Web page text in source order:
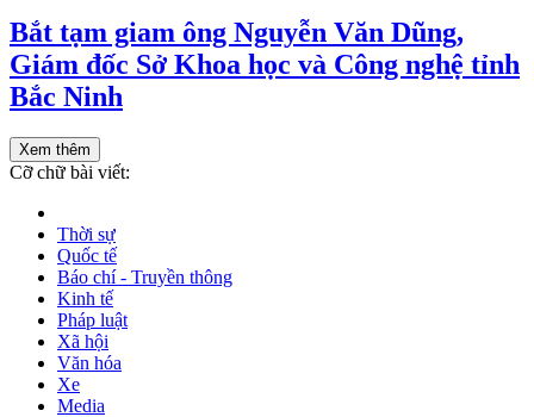
Bắt tạm giam ông Nguyễn Văn Dũng,
Giám đốc Sở Khoa học và Công nghệ tỉnh
Bắc Ninh
Xem thêm
Cỡ chữ bài viết:
Thời sự
Quốc tế
Báo chí - Truyền thông
Kinh tế
Pháp luật
Xã hội
Văn hóa
Xe
Media